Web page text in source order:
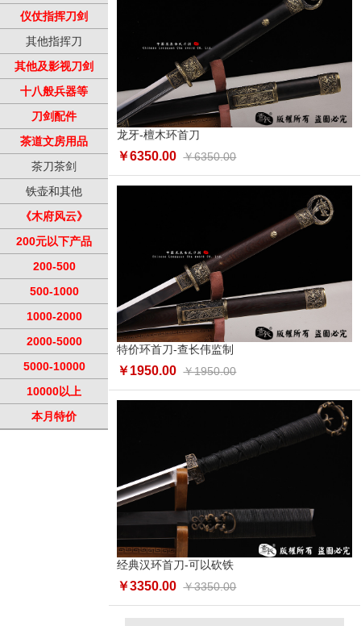
仪仗指挥刀剑
其他指挥刀
其他及影视刀剑
十八般兵器等
刀剑配件
茶道文房用品
茶刀茶剑
铁壶和其他
《木府风云》
200元以下产品
200-500
500-1000
1000-2000
2000-5000
5000-10000
10000以上
本月特价
龙牙-檀木环首刀
￥6350.00 ￥6350.00
特价环首刀-查长伟监制
￥1950.00 ￥1950.00
经典汉环首刀-可以砍铁
￥3350.00 ￥3350.00